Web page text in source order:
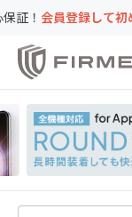
て初めてのお買い